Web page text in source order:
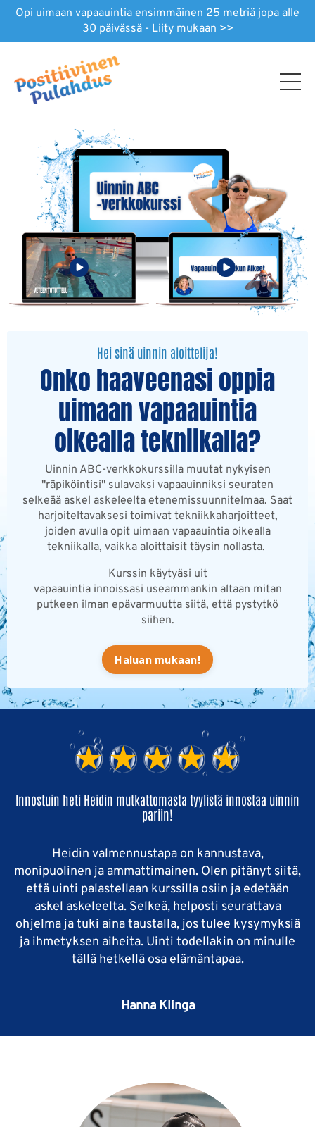
Opi uimaan vapaauintia ensimmäinen 25 metriä jopa alle
30 päivässä - Liity mukaan >>
Hei sinä uinnin aloittelija!
Onko haaveenasi oppia
uimaan vapaauintia
oikealla tekniikalla?
Uinnin ABC-verkkokurssilla muutat nykyisen
"räpiköintisi" sulavaksi vapaauinniksi seuraten
selkeää askel askeleelta etenemissuunnitelmaa. Saat
harjoiteltavaksesi toimivat tekniikkaharjoitteet,
joiden avulla opit uimaan vapaauintia oikealla
tekniikalla, vaikka aloittaisit täysin nollasta.
Kurssin käytyäsi uit
vapaauintia innoissasi useammankin altaan mitan
putkeen ilman epävarmuutta siitä, että pystytkö
siihen.
Haluan mukaan!
Innostuin heti Heidin mutkattomasta tyylistä innostaa uinnin
pariin!
Heidin valmennustapa on kannustava,
monipuolinen ja ammattimainen. Olen pitänyt siitä,
että uinti palastellaan kurssilla osiin ja edetään
askel askeleelta. Selkeä, helposti seurattava
ohjelma ja tuki aina taustalla, jos tulee kysymyksiä
ja ihmetyksen aiheita. Uinti todellakin on minulle
tällä hetkellä osa elämäntapaa.
Hanna Klinga